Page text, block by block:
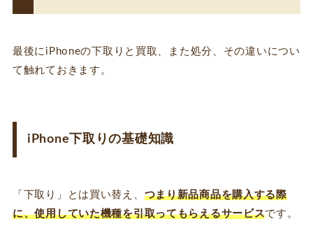
最後にiPhoneの下取りと買取、また処分、その違いについ
て触れておきます。
iPhone下取りの基礎知識
「下取り」とは買い替え、 つまり新品商品を購入する際
に、使用していた機種を引取ってもらえるサービスです。